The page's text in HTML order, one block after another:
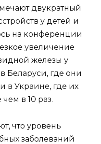
двукратный
у детей и
на конференции
увеличение
железы у
Беларуси, где они
в Украине, где их
в 10 раз.
что уровень
заболеваний